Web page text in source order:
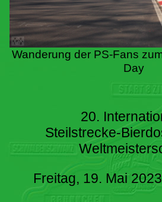
Wanderung der PS-Fans
Day
20.
Steilstrecke-
Freitag, 19. Mai